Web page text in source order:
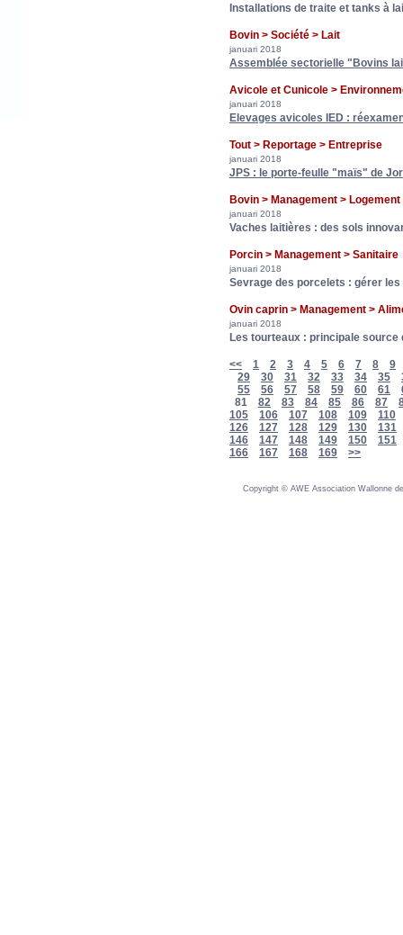
Installations de traite et tanks à
Bovin > Société > Lait
januari 2018
Assemblée sectorielle "Bovins
Avicole et Cunicole >
januari 2018
Elevages avicoles IED :
Tout > Reportage > Entreprise
januari 2018
JPS : le porte-feulle "maïs" de
Bovin > Management >
januari 2018
Vaches laitières : des sols
Porcin > Management >
januari 2018
Sevrage des porcelets : gérer
Ovin caprin > Management >
januari 2018
Les tourteaux : principale
<< 1 2 3 4 5 6 7 8
9
29
30 31 32 33 34 35
55
56 57 58 59 60 61
81 82 83 84 85 86 87
105
106 107 108 109
110
126
127 128 129 130
131
146
147 148 149 150
151
166
167 168 169 >>
Copyright © AWE Association Wallonne